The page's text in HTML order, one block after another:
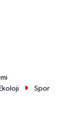
Spor